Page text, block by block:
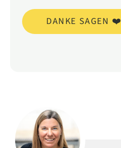
DANKE SAGEN ❤️